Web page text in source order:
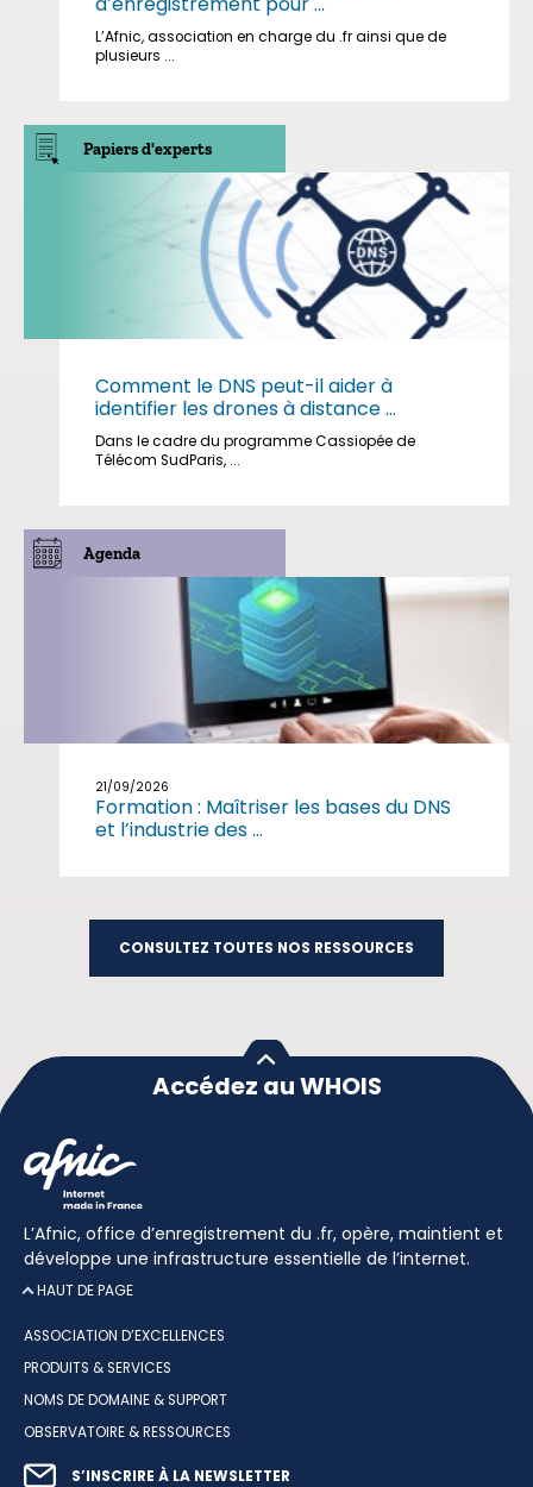
L’Afnic, association en charge du .fr ainsi que de
plusieurs ...
Papiers d'experts
Comment le DNS peut-il aider à
identifier les drones à distance ...
Dans le cadre du programme Cassiopée de
Télécom SudParis, ...
Agenda
21/09/2026
Formation : Maîtriser les bases du DNS
et l’industrie des ...
CONSULTEZ TOUTES NOS RESSOURCES
Accédez au WHOIS
L’Afnic, office d’enregistrement du .fr, opère, maintient et
développe une infrastructure essentielle de l’internet.
HAUT DE PAGE
ASSOCIATION D’EXCELLENCES
PRODUITS & SERVICES
NOMS DE DOMAINE & SUPPORT
OBSERVATOIRE & RESSOURCES
S’INSCRIRE À LA NEWSLETTER